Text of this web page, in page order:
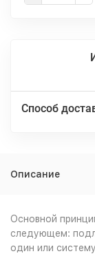
Способ
Описание
Основной
следующем:
один или